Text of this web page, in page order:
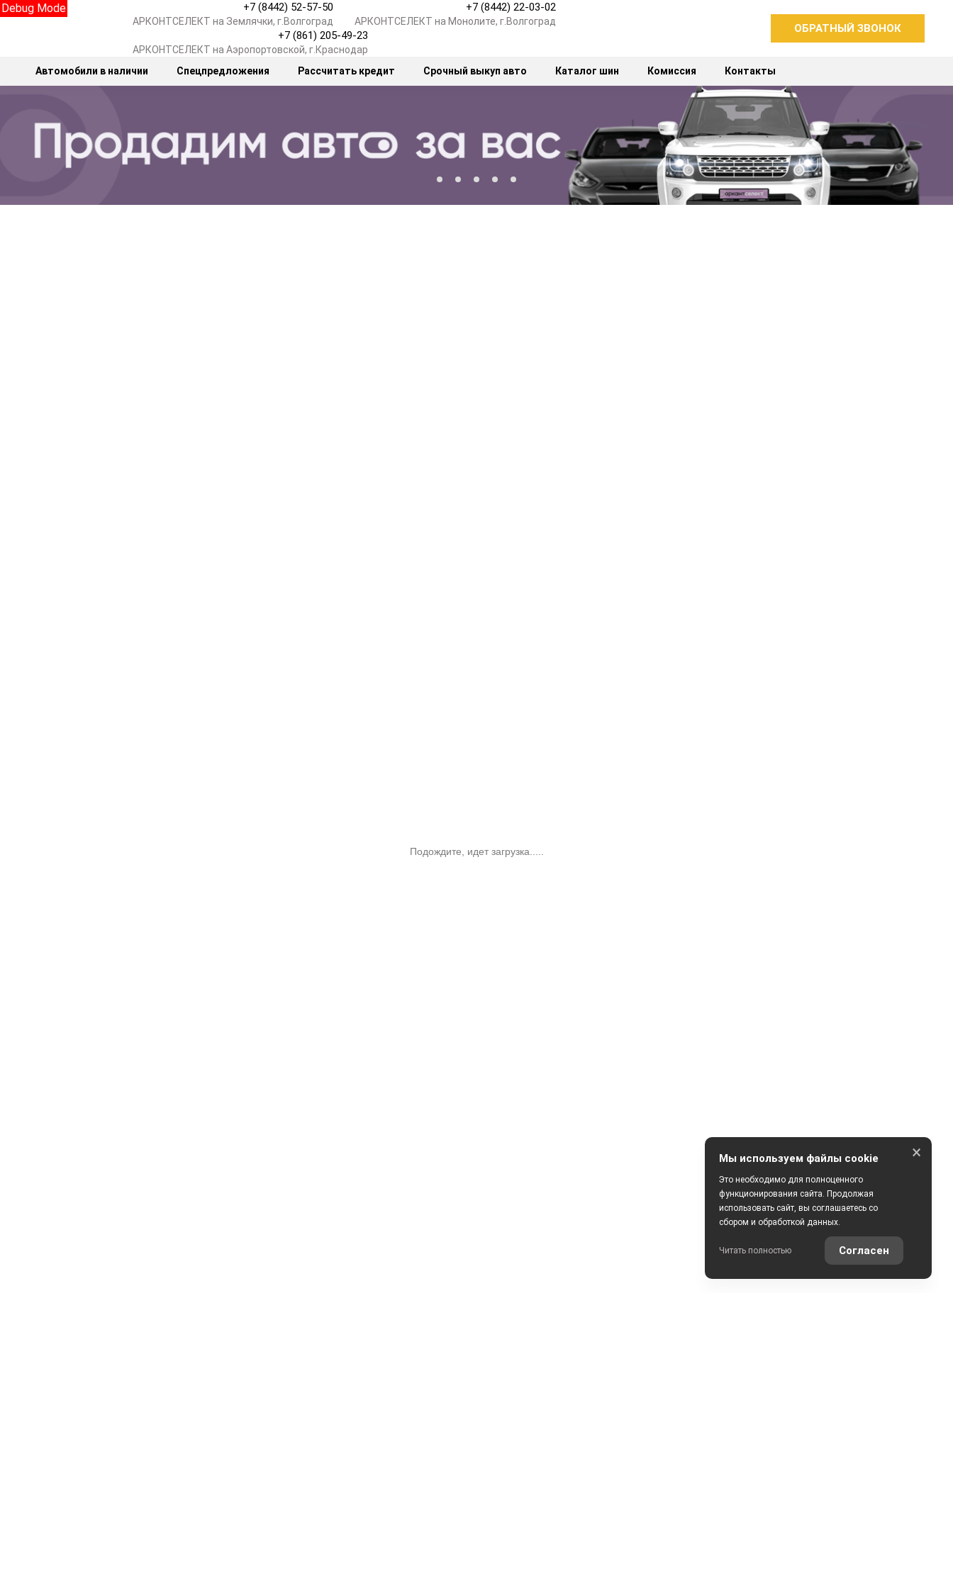
Debug Mode +7 (8442) 52-57-50
АРКОНТСЕЛЕКТ на Землячки, г.Волгоград
+7 (8442) 22-03-02
АРКОНТСЕЛЕКТ на Монолите, г.Волгоград
+7 (861) 205-49-23
АРКОНТСЕЛЕКТ на Аэропортовской, г.Краснодар
ОБРАТНЫЙ ЗВОНОК
Автомобили в наличии Спецпредложения Рассчитать кредит Срочный выкуп авто Каталог шин Комиссия Контакты
Подождите, идет загрузка.....
Мы используем файлы cookie
Это необходимо для полноценного
функционирования сайта. Продолжая
использовать сайт, вы соглашаетесь со
сбором и обработкой данных.
Читать полностью Согласен
×